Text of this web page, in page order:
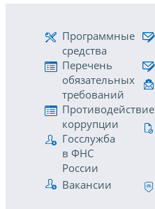
Программные
средства
Перечень
обязательных
требований
Противодействие
коррупции
Госслужба
в ФНС
России
Вакансии